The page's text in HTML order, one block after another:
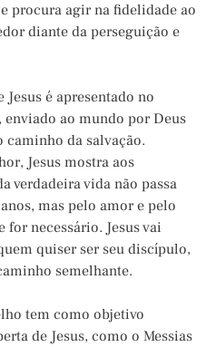
procura agir na fidelidade ao
diante da perseguição e
é apresentado no
enviado ao mundo por Deus
caminho da salvação.
Jesus mostra aos
verdadeira vida não passa
mas pelo amor e pelo
for necessário. Jesus vai
quiser ser seu discípulo,
semelhante.
tem como objetivo
de Jesus, como o Messias